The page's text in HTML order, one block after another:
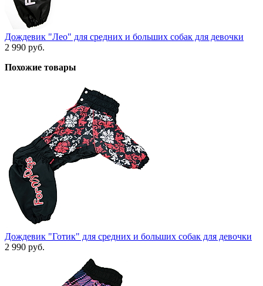
Дождевик "Лео" для средних и больших собак для девочки
2 990 руб.
Похожие товары
Дождевик "Готик" для средних и больших собак для девочки
2 990 руб.